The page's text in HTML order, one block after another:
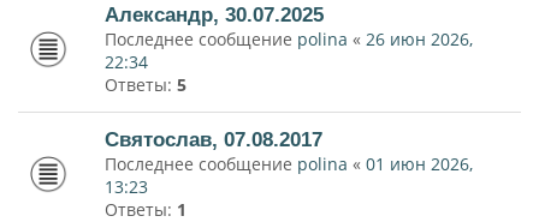
Александр, 30.07.2025
Последнее сообщение polina « 26 июн 2026,
22:34
Ответы: 5
Святослав, 07.08.2017
Последнее сообщение polina « 01 июн 2026,
13:23
Ответы: 1